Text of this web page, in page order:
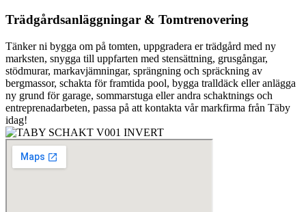
Trädgårdsanläggningar & Tomtrenovering
Tänker ni bygga om på tomten, uppgradera er trädgård med ny
marksten, snygga till uppfarten med stensättning, grusgångar,
stödmurar, markavjämningar, sprängning och spräckning av
bergmassor, schakta för framtida pool, bygga tralldäck eller anlägga
ny grund för garage, sommarstuga eller andra schaktnings och
entreprenadarbeten, passa på att kontakta vår markfirma från Täby
idag!